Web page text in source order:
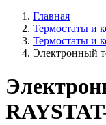
Главная
Термостаты и
Термостаты и
Электронный